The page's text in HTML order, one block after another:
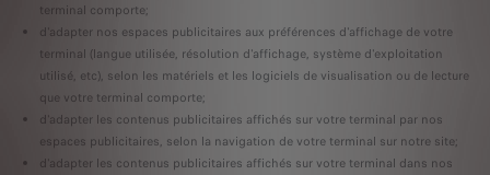
terminal comporte;
d'adapter nos espaces publicitaires aux préférences d'affichage de votre
terminal (langue utilisée, résolution d'affichage, système d'exploitation
utilisé, etc), selon les matériels et les logiciels de visualisation ou de lecture
que votre terminal comporte;
d'adapter les contenus publicitaires affichés sur votre terminal par nos
espaces publicitaires, selon la navigation de votre terminal sur notre site;
d'adapter les contenus publicitaires affichés sur votre terminal dans nos